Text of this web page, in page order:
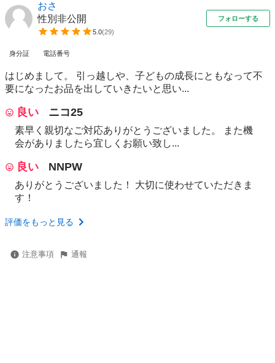
おさ
性別非公開
5.0(29)
フォローする
身分証 電話番号
はじめまして。 引っ越しや、子どもの成長にともなって不
要になったお品を出していきたいと思い...
良い ニコ25
素早く親切なご対応ありがとうございました。 また機
会がありましたら宜しくお願い致し...
良い NNPW
ありがとうございました！ 大切に使わせていただきま
す！
評価をもっと見る
注意事項 通報